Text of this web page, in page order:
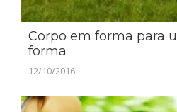
Corpo em forma para
forma
12/10/2016